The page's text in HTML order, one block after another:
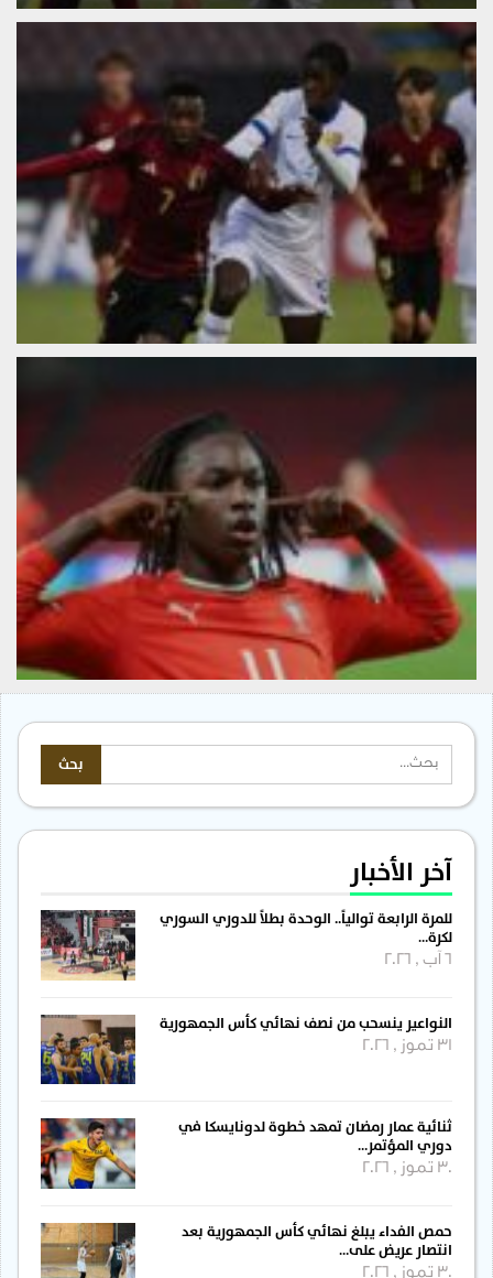
آخر الأخبار
للمرة الرابعة توالياً.. الوحدة بطلاً للدوري السوري
لكرة…
النواعير ينسحب من نصف نهائي كأس الجمهورية
31 تموز , 2026
ثنائية عمار رمضان تمهد خطوة لدونايسكا في
دوري المؤتمر…
30 تموز , 2026
حمص الفداء يبلغ نهائي كأس الجمهورية بعد
انتصار عريض على…
30 تموز , 2026